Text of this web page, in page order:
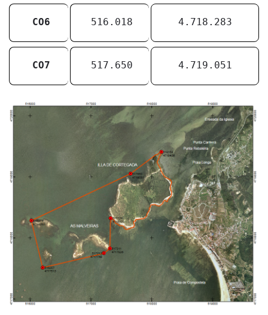
CO6 516.018 4.718.283
CO7 517.650 4.719.051